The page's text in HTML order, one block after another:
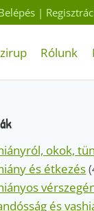
|
Rólunk
okok,
és étkezés
és